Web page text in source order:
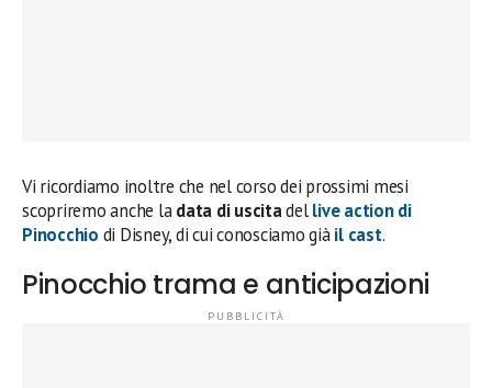
Vi ricordiamo inoltre che nel corso dei prossimi mesi
scopriremo anche ladata di uscitadellive action di
Pinocchio di Disney, di cui conosciamo giàil cast.
Pinocchio trama e anticipazioni